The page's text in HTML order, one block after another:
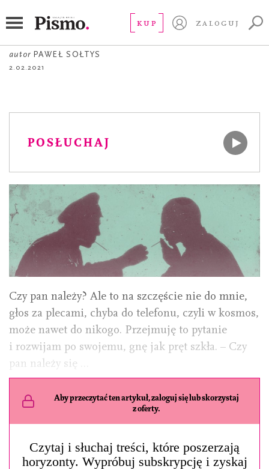
KUP ZALOGUJ
Czy czyste
autor PAWEŁ SOŁTYS
2.02.2021
POSŁUCHAJ
Czy pan należy? Ale to na szczęście nie do mnie,
głos za plecami, chyba do telefonu, czyli w kosmos,
może nawet do nikogo. Przejmuję to pytanie
i rozwijam po swojemu, gnę jak pręt szkła. – Czy
pan należy się …
Aby przeczytać ten artykuł, zaloguj się lub skorzystaj
z oferty.
Czytaj i słuchaj treści, które poszerzają
horyzonty. Wypróbuj subskrypcję i zyskaj